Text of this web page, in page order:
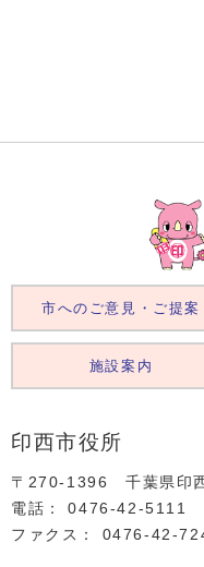
印西市役所
〒270-1396 千葉県印
電話： 0476‐42‐5111
ファクス：
市へのご意見・ご提案
施設案内